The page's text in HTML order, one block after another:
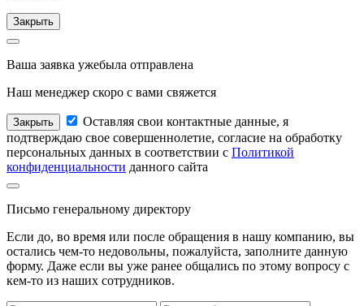
Закрыть
Ваша заявка ужебыла отправлена
Наш менеджер скоро с вами свяжется
Закрыть
Оставляя свои контактные данные, я
подтверждаю свое совершеннолетие, согласие на обработку
персональных данных в соответствии с Политикой
конфиденциальности данного сайта
Письмо генеральному директору
Если до, во время или после обращения в нашу компанию, вы
остались чем-то недовольны, пожалуйста, заполните данную
форму. Даже если вы уже ранее общались по этому вопросу с
кем-то из наших сотрудников.